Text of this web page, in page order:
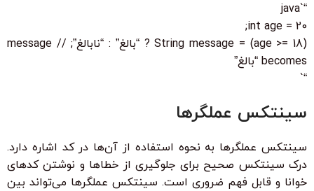
“`java
int age = 20;
String message = (age >= 18) ? “بالغ” : “نابالغ”; // message
becomes “بالغ”
“`
سینتکس عملگرها
سینتکس عملگرها به نحوه استفاده از آن‌ها در کد اشاره دارد.
درک سینتکس صحیح برای جلوگیری از خطاها و نوشتن کدهای
خوانا و قابل فهم ضروری است. سینتکس عملگرها می‌تواند بین